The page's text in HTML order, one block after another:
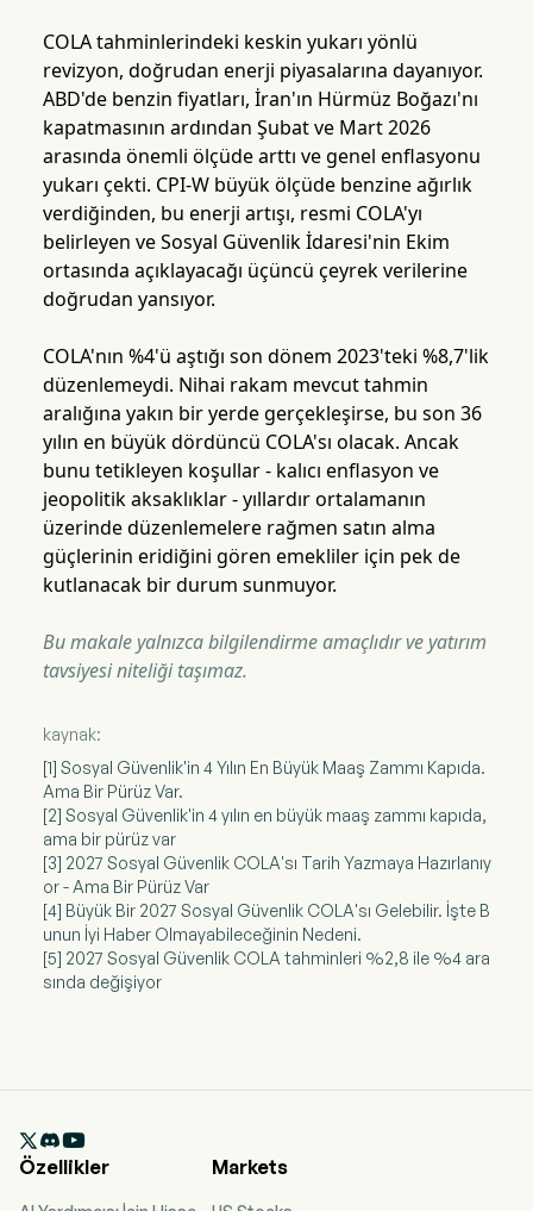
COLA tahminlerindeki keskin yukarı yönlü
revizyon, doğrudan enerji piyasalarına dayanıyor.
ABD'de benzin fiyatları, İran'ın Hürmüz Boğazı'nı
kapatmasının ardından Şubat ve Mart 2026
arasında önemli ölçüde arttı ve genel enflasyonu
yukarı çekti. CPI-W büyük ölçüde benzine ağırlık
verdiğinden, bu enerji artışı, resmi COLA'yı
belirleyen ve Sosyal Güvenlik İdaresi'nin Ekim
ortasında açıklayacağı üçüncü çeyrek verilerine
doğrudan yansıyor.
COLA'nın %4'ü aştığı son dönem 2023'teki %8,7'lik
düzenlemeydi. Nihai rakam mevcut tahmin
aralığına yakın bir yerde gerçekleşirse, bu son 36
yılın en büyük dördüncü COLA'sı olacak. Ancak
bunu tetikleyen koşullar - kalıcı enflasyon ve
jeopolitik aksaklıklar - yıllardır ortalamanın
üzerinde düzenlemelere rağmen satın alma
güçlerinin eridiğini gören emekliler için pek de
kutlanacak bir durum sunmuyor.
Bu makale yalnızca bilgilendirme amaçlıdır ve yatırım
tavsiyesi niteliği taşımaz.
kaynak:
[1] Sosyal Güvenlik'in 4 Yılın En Büyük Maaş Zammı Kapıda.
Ama Bir Pürüz Var.
[2] Sosyal Güvenlik'in 4 yılın en büyük maaş zammı kapıda,
ama bir pürüz var
[3] 2027 Sosyal Güvenlik COLA'sı Tarih Yazmaya Hazırlanıy
or - Ama Bir Pürüz Var
[4] Büyük Bir 2027 Sosyal Güvenlik COLA'sı Gelebilir. İşte B
unun İyi Haber Olmayabileceğinin Nedeni.
[5] 2027 Sosyal Güvenlik COLA tahminleri %2,8 ile %4 ara
sında değişiyor

Özellikler
Markets